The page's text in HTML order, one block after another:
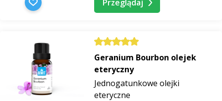
Przeglądaj
Geranium Bourbon olejek
eteryczny
Jednogatunkowe olejki
eteryczne